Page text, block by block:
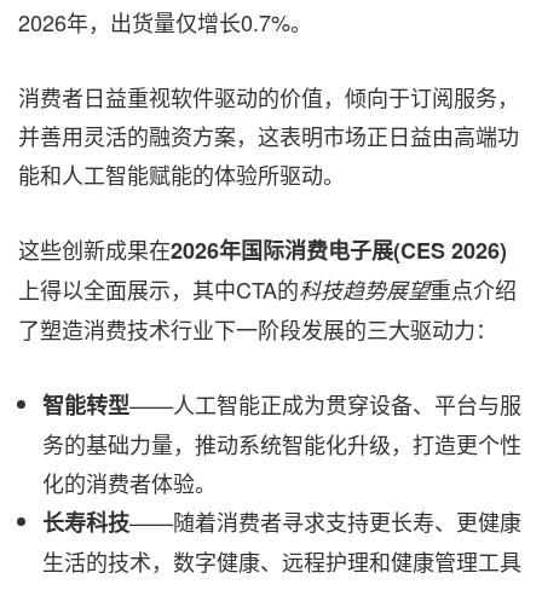
2026年，出货量仅增长0.7%。
消费者日益重视软件驱动的价值，倾向于订阅服务，
并善用灵活的融资方案，这表明市场正日益由高端功
能和人工智能赋能的体验所驱动。
这些创新成果在2026年国际消费电子展(CES 2026)
上得以全面展示，其中CTA的科技趋势展望重点介绍
了塑造消费技术行业下一阶段发展的三大驱动力：
智能转型——人工智能正成为贯穿设备、平台与服
务的基础力量，推动系统智能化升级，打造更个性
化的消费者体验。
长寿科技——随着消费者寻求支持更长寿、更健康
生活的技术，数字健康、远程护理和健康管理工具